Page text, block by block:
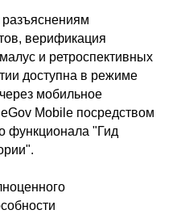
верификация
и ретроспективных
доступна в режиме
мобильное
Mobile посредством
функционала "Гид